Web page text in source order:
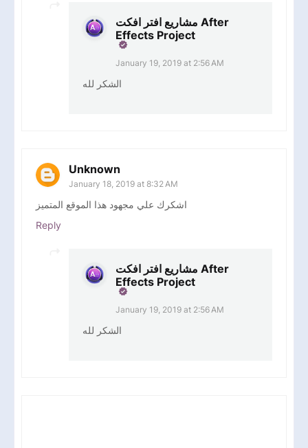
مشاريع افتر افكت After
Effects Project
January 19, 2019 at 2:56 AM
الشكر لله
Unknown
January 18, 2019 at 8:32 AM
اشكرك علي مجهود هذا الموقع المتميز
Reply
مشاريع افتر افكت After
Effects Project
January 19, 2019 at 2:56 AM
الشكر لله